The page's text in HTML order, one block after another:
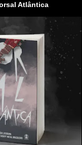
Atlântica